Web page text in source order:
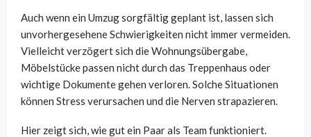
Auch wenn ein Umzug sorgfältig geplant ist, lassen sich
unvorhergesehene Schwierigkeiten nicht immer vermeiden.
Vielleicht verzögert sich die Wohnungsübergabe,
Möbelstücke passen nicht durch das Treppenhaus oder
wichtige Dokumente gehen verloren. Solche Situationen
können Stress verursachen und die Nerven strapazieren.
Hier zeigt sich, wie gut ein Paar als Team funktioniert.